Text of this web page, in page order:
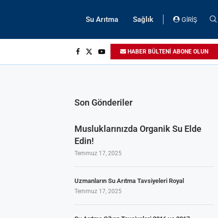
Su Arıtma Sağlık GİRİŞ
HABER BÜLTENİ ABONE OLUN
Son Gönderiler
Musluklarınızda Organik Su Elde
Edin!
Temmuz 17, 2025
Uzmanların Su Arıtma Tavsiyeleri Royal
Temmuz 17, 2025